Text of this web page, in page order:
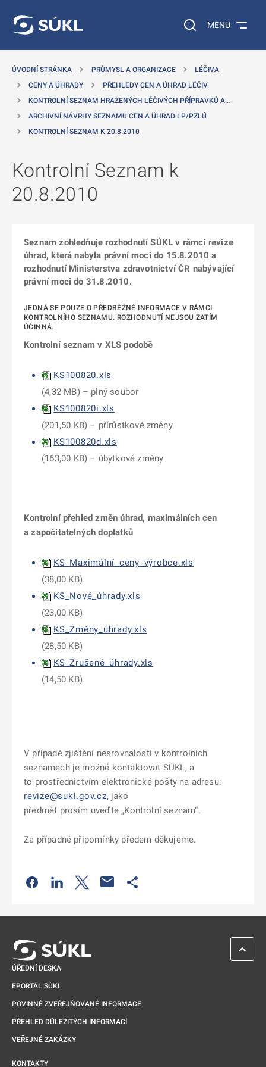
Vyhledávání na
MENU
ÚVODNÍ STRÁNKA PRŮMYSL A ORGANIZACE
LÉČIVA
CENY A ÚHRADY
PŘEHLEDY CEN A ÚHRAD LÉČIV
KONTROLNÍ SEZNAM HRAZENÝCH LÉČIVÝCH PŘÍPRAVKŮ A…
ARCHIVNÍ NÁVRHY SEZNAMU CEN A ÚHRAD LP/PZLÚ
KONTROLNÍ SEZNAM K 20.8.2010
Kontrolní Seznam k
20.8.2010
Seznam zohledňuje rozhodnutí SÚKL v rámci revize
úhrad, která nabyla právní moci do 15.8.2010 a
rozhodnutí Ministerstva zdravotnictví ČR nabývající
právní moci do 31.8.2010.
JEDNÁ SE POUZE O PŘEDBĚŽNÉ INFORMACE V RÁMCI
KONTROLNÍHO SEZNAMU. ROZHODNUTÍ NEJSOU ZATÍM
ÚČINNÁ.
Kontrolní seznam v XLS podobě
KS100820.xls
(4,32 MB) – plný soubor
KS100820i.xls
(201,50 KB) – přírůstkové změny
KS100820d.xls
(163,00 KB) – úbytkové změny
Kontrolní přehled změn úhrad, maximálních cen
a započitatelných doplatků
KS_Maximální_ceny_výrobce.xls
(38,00 KB)
KS_Nové_úhrady.xls
(23,00 KB)
KS_Změny_úhrady.xls
(28,50 KB)
KS_Zrušené_úhrady.xls
(14,50 KB)
V případě zjištění nesrovnalosti v kontrolních
seznamech je možné kontaktovat SÚKL, a
to prostřednictvím elektronické pošty na adresu:
revize@sukl.gov.cz, jako
předmět prosím uveďte „Kontrolní seznam“.
Za případné připomínky předem děkujeme.
Odkaz se otevře na nové kartě
Odkaz se otevře na nové kartě
Odkaz se otevře na nové kartě
ÚŘEDNÍ DESKA
EPORTÁL SÚKL
POVINNĚ ZVEŘEJŇOVANÉ INFORMACE
PŘEHLED DŮLEŽITÝCH INFORMACÍ
VEŘEJNÉ ZAKÁZKY
KONTAKTY
ZPĚT